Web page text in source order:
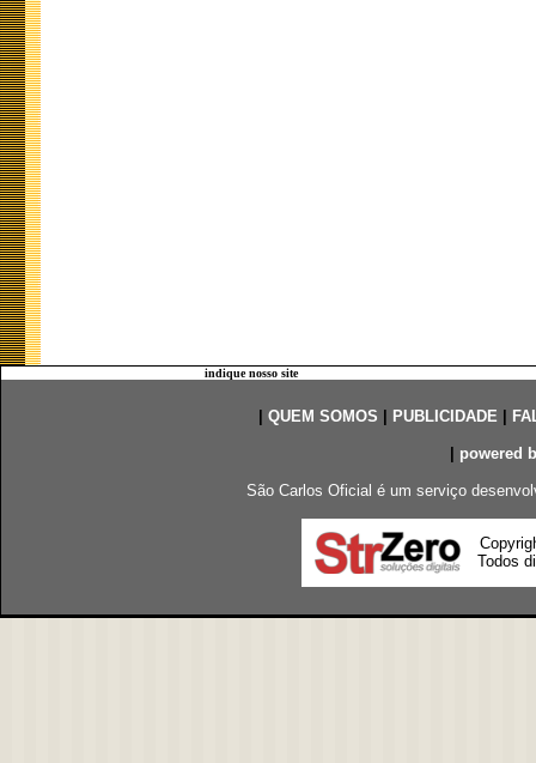
indique nosso site
QUEM SOMOS PUBLICIDADE|
powered
São Carlos Oficial é um serviço
Todos